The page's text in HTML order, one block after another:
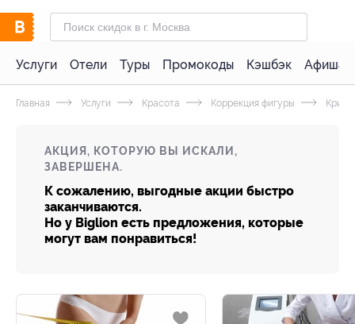
Услуги Отели Туры Промокоды Кэшбэк Афиша
Главная Услуги Красота Коррекция фигуры
АКЦИЯ, КОТОРУЮ ВЫ ИСКАЛИ,
ЗАВЕРШЕНА.
К сожалению, выгодные акции быстро
заканчиваются.
Но у Biglion есть предложения, которые
могут вам понравиться!